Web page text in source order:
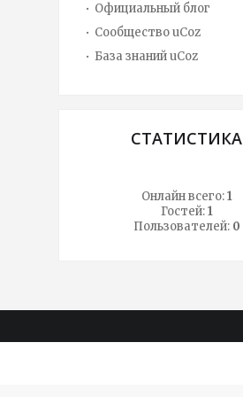
Официальный блог
Сообщество uCoz
База знаний uCoz
СТАТИСТИКА
Онлайн всего:1
Гостей:1
Пользователей: 0